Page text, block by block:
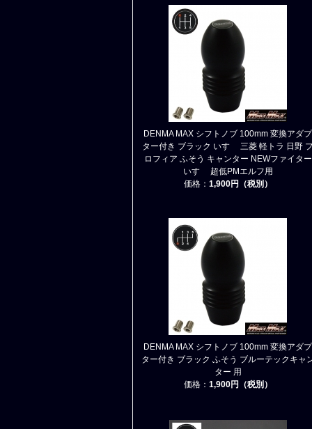
DENMA MAX シフトノブ 100mm 変換アダプ
ター付き ブラック いすゞ 三菱 軽トラ 日野
ロフィア ふそう キャンター NEWファイター
いすゞ 超低PMエルフ用
価格： 1,900円（税別）
DENMA MAX シフトノブ 100mm 変換アダプ
ター付き ブラック ふそう ブルーテックキャ
ター 用
価格： 1,900円（税別）